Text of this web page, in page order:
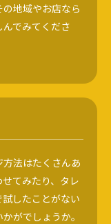
地域やお店なら
でみてくださ
法はたくさんあ
てみたり、タレ
したことがない
がでしょうか。